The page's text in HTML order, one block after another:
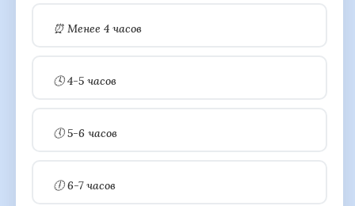
⏰ Менее 4 часов
🕓 4-5 часов
🕔 5-6 часов
🕕 6-7 часов